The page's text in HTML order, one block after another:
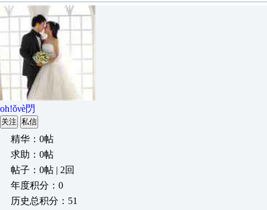
oh!ǒνè閁
关注 私信
精华：0帖
求助：0帖
帖子：0帖 | 2回
年度积分：0
历史总积分：51